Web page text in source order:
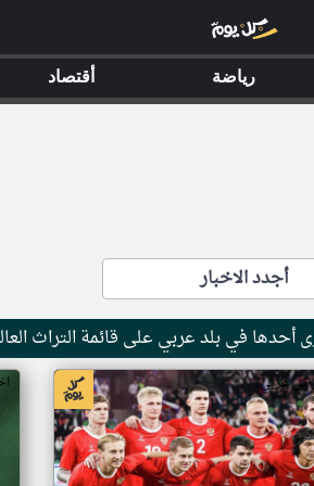
أجدد الاخبار
في بلد عربي على قائمة التراث
تي عربي
رياضة أقتصاد